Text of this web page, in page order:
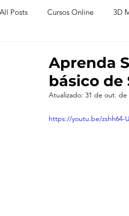
All Posts Cursos Online 3D
Trabalhos em Andamento
Aprenda
básico de
Atualizado: 31 de out. de
https://youtu.be/zshh64-